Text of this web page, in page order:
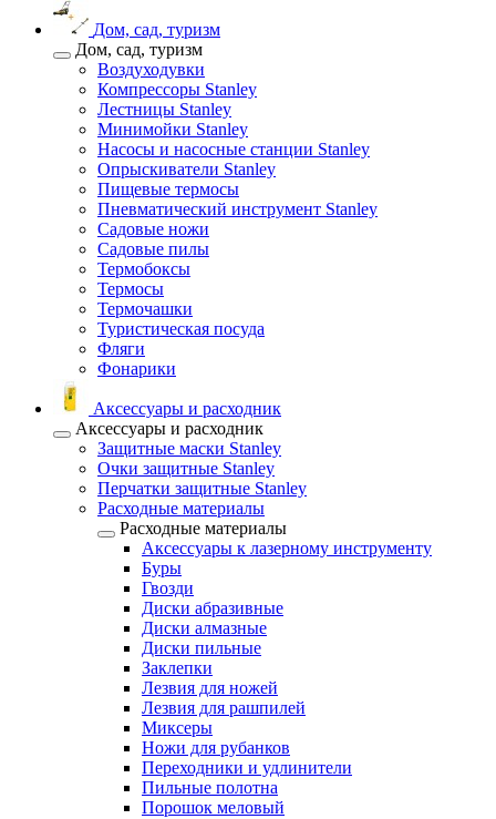
Дом, сад, туризм
Дом, сад, туризм
Воздуходувки
Компрессоры Stanley
Лестницы Stanley
Минимойки Stanley
Насосы и насосные станции Stanley
Опрыскиватели Stanley
Пищевые термосы
Пневматический инструмент Stanley
Садовые ножи
Садовые пилы
Термобоксы
Термосы
Термочашки
Туристическая посуда
Фляги
Фонарики
Аксессуары и расходник
Аксессуары и расходник
Защитные маски Stanley
Очки защитные Stanley
Перчатки защитные Stanley
Расходные материалы
Расходные материалы
Аксессуары к лазерному инструменту
Буры
Гвозди
Диски абразивные
Диски алмазные
Диски пильные
Заклепки
Лезвия для ножей
Лезвия для рашпилей
Миксеры
Ножи для рубанков
Переходники и удлинители
Пильные полотна
Порошок меловый